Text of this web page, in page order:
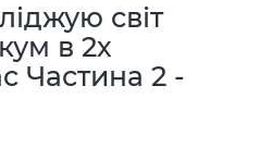
світ
в 2х
Частина 2 -